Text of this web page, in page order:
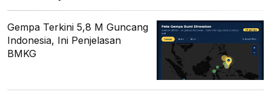
Gempa Terkini 5,8 M Guncang
Indonesia, Ini Penjelasan
BMKG